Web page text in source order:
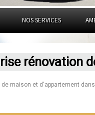
NOS SERVICES
rénovation
de maison et d'appartement